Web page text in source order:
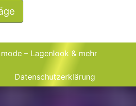
– Lagenlook & mehr
Datenschutzerklärung